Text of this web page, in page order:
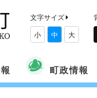
文字サイズ
小 中 大
町政情報